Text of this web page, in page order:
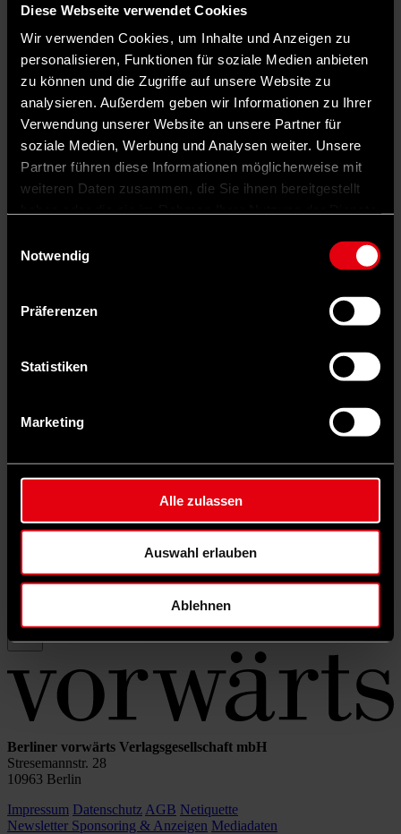
Diese Webseite verwendet Cookies
Wir verwenden Cookies, um Inhalte und Anzeigen zu
personalisieren, Funktionen für soziale Medien anbieten
zu können und die Zugriffe auf unsere Website zu
analysieren. Außerdem geben wir Informationen zu Ihrer
Verwendung unserer Website an unsere Partner für
soziale Medien, Werbung und Analysen weiter. Unsere
Partner führen diese Informationen möglicherweise mit
weiteren Daten zusammen, die Sie ihnen bereitgestellt
Notwendig
Präferenzen
Statistiken
Marketing
Alle zulassen
Auswahl erlauben
Ablehnen
Rubrik filtern Schlagwörter filtern Autor*in filtern
Berliner vorwärts Verlagsgesellschaft mbH
Stresemannstr. 28
10963 Berlin
Impressum Datenschutz AGB Netiquette
Newsletter Sponsoring & Anzeigen Mediadaten